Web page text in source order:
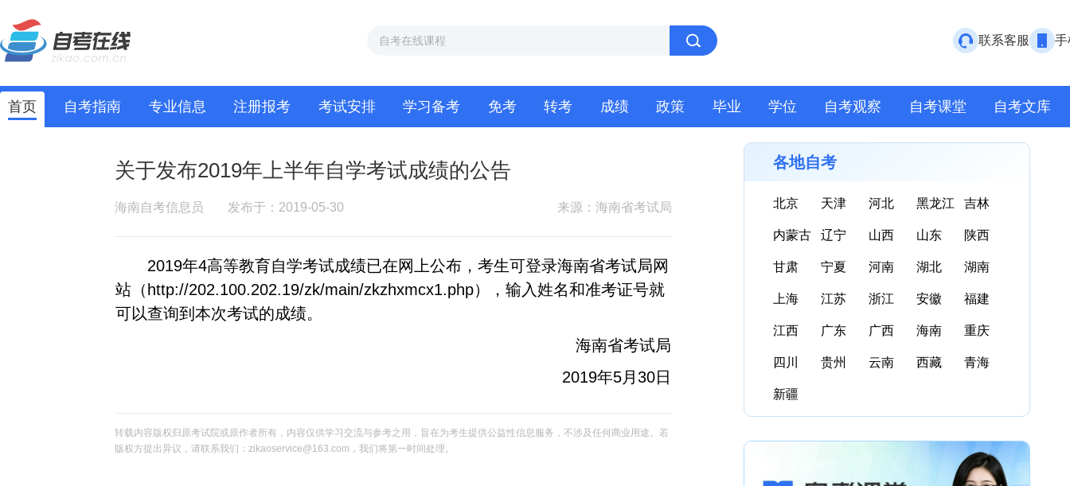
联系客服 手
首页 自考指南 专业信息 注册报考 考试安排 学习备考 免考 转考 成绩 政策 毕业 学位 自考观察 自考课堂 自考文库
关于发布2019年上半年自学考试成绩的公告
海南自考信息员 发布于：2019-05-30 来源：海南省考试局
2019年4高等教育自学考试成绩已在网上公布，考生可登录海南省考试局网
站（ http://202.100.202.19/zk/main/zkzhxmcx1.php），输入姓名和准考证号就
可以查询到本次考试的成绩。
海南省考试局
2019年5月30日
转载内容版权归原考试院或原作者所有，内容仅供学习交流与参考之用，旨在为考生提供公益性信息服务，不涉及任何商业用途。若
版权方提出异议，请联系我们：zikaoservice@163.com，我们将第一时间处理。
各地自考
北京 天津 河北 黑龙江 吉林
内蒙古 辽宁 山西 山东 陕西
甘肃 宁夏 河南 湖北 湖南
上海 江苏 浙江 安徽 福建
江西 广东 广西 海南 重庆
四川 贵州 云南 西藏 青海
新疆